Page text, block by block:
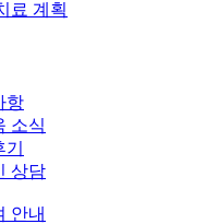
료 계획
항
소식
상담
안내